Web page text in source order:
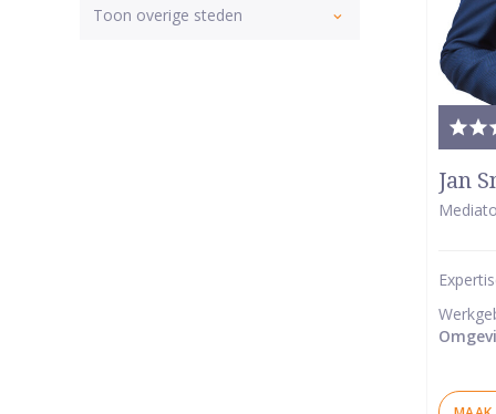
5
Jan
Toon overige steden